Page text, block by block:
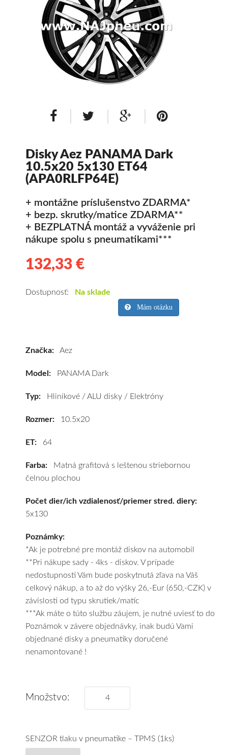
Dodávkové + malé úžitkové
Celoročné pneumatiky
Osobné/crossover + malé úžitkové
Dodávkové + malé úžitkové
Hliníkové / ALU disky / Elektróny
Plechové
Puklice na kolesá Kontakt Blog
Disky Aez PANAMA Dark
10.5x20 5x130 ET64
(APA0RLFP64E)
+ montážne príslušenstvo ZDARMA*
+ bezp. skrutky/matice ZDARMA**
+ BEZPLATNÁ montáž a vyváženie pri
nákupe spolu s pneumatikami***
132,33 €
Aez
za
cenu
vám
pošleme
zadarmo.
Dostupnosť: Na sklade
Mám otázku
Značka: Aez
Model: PANAMA Dark
Typ: Hliníkové / ALU disky / Elektróny
Rozmer: 10.5x20
ET: 64
Farba: Matná grafitová s leštenou striebornou
čelnou plochou
Počet dier/ich vzdialenosť/priemer stred. diery:
5x130
Poznámky:
*Ak je potrebné pre montáž diskov na automobil
**Pri nákupe sady - 4ks - diskov. V prípade
nedostupnosti Vám bude poskytnutá zľava na Váš
celkový nákup, a to až do výšky 26,-Eur (650,-CZK) v
závislosti od typu skrutiek/matíc
***Ak máte o túto službu záujem, je nutné uviesť to do
Poznámok v závere objednávky, inak budú Vami
objednané disky a pneumatiky doručené
nenamontované !
Množstvo:
SENZOR tlaku v pneumatike – TPMS (1ks)